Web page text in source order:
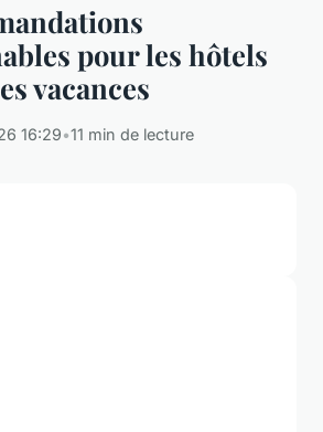
pour les hôtels
vacances
16:29•11 min de lecture